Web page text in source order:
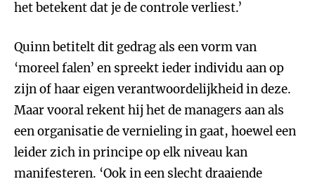
het betekent dat je de controle verliest.’
Quinn betitelt dit gedrag als een vorm van
‘moreel falen’ en spreekt ieder individu aan op
zijn of haar eigen verantwoordelijkheid in deze.
Maar vooral rekent hij het de managers aan als
een organisatie de vernieling in gaat, hoewel een
leider zich in principe op elk niveau kan
manifesteren. ‘Ook in een slecht draaiende